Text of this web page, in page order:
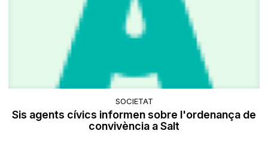
SOCIETAT
Sis agents cívics informen sobre l'ordenança de
convivència a Salt